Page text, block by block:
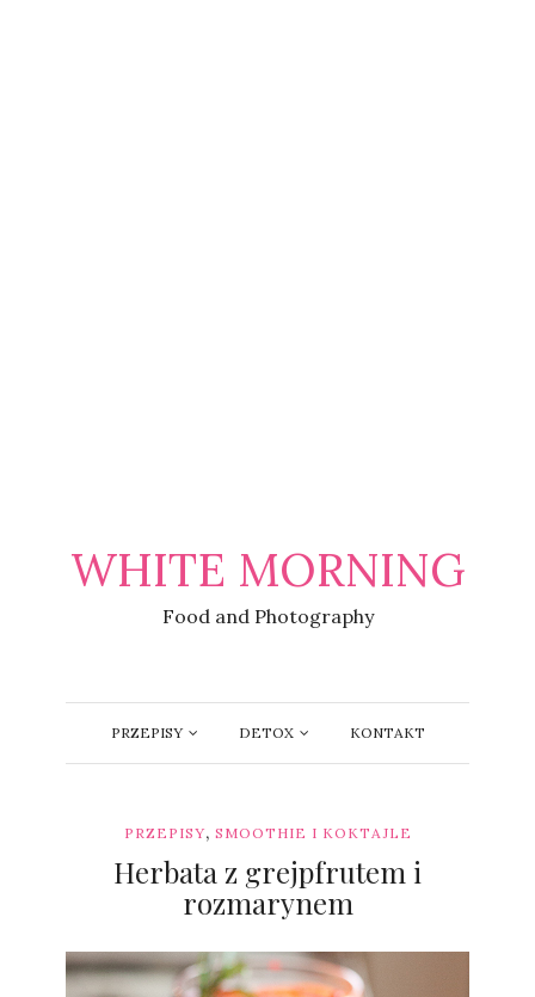
WHITE MORNING
Food and Photography
PRZEPISY DETOX KONTAKT
PRZEPISY, SMOOTHIE I KOKTAJLE
Herbata z grejpfrutem i
rozmarynem